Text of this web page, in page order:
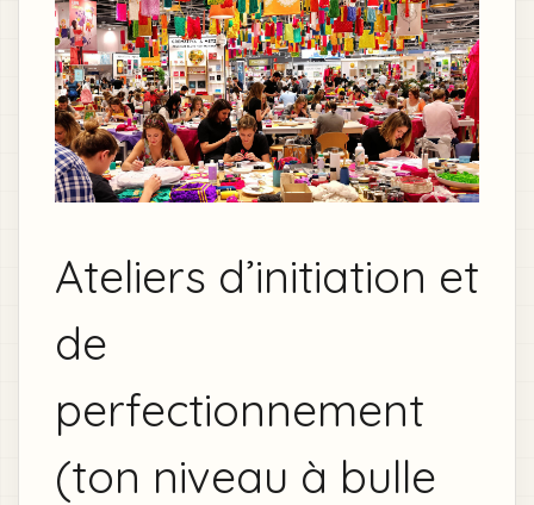
Ateliers d’initiation et
de
perfectionnement
(ton niveau à bulle